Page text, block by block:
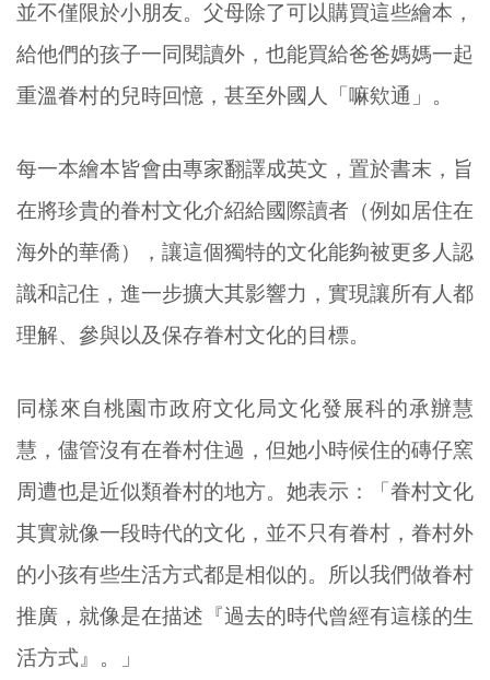
並不僅限於小朋友。父母除了可以購買這些繪本，
給他們的孩子一同閱讀外，也能買給爸爸媽媽一起
重溫眷村的兒時回憶，甚至外國人「嘛欸通」。
每一本繪本皆會由專家翻譯成英文，置於書末，旨
在將珍貴的眷村文化介紹給國際讀者（例如居住在
海外的華僑），讓這個獨特的文化能夠被更多人認
識和記住，進一步擴大其影響力，實現讓所有人都
理解、參與以及保存眷村文化的目標。
同樣來自桃園市政府文化局文化發展科的承辦慧
慧，儘管沒有在眷村住過，但她小時候住的磚仔窯
周遭也是近似類眷村的地方。她表示：「眷村文化
其實就像一段時代的文化，並不只有眷村，眷村外
的小孩有些生活方式都是相似的。所以我們做眷村
推廣，就像是在描述『過去的時代曾經有這樣的生
活方式』。」